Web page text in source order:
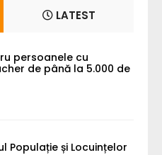
LATEST
persoanele cu
de până la 5.000 de
Populație și Locuințelor